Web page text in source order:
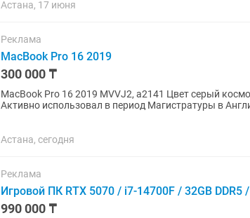
Астана, 17 июня
Реклама
MacBook Pro 16 2019
300 000 ₸
MacBook Pro 16 2019 MVVJ2, a2141 Цвет серый космос Купил макбук в 2020 году с
Активно использовал в период Магистратуры в
Астана, сегодня
Реклама
Игровой ПК RTX 5070 / i7-14700F / 32GB DDR5
990 000 ₸